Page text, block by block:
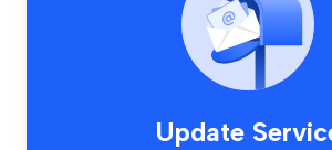
Update